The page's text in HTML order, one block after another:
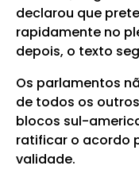
declarou que
rapidamente no
depois, o texto
Os parlamentos
de todos os
blocos sul-
ratificar o acordo
validade.